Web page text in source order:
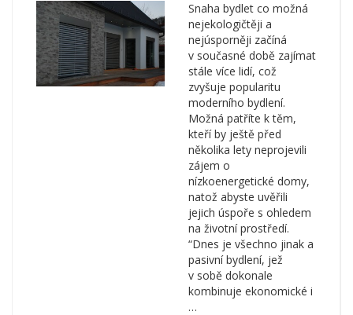
Snaha bydlet co možná
nejekologičtěji a
nejúsporněji začíná
v současné době zajímat
stále více lidí, což
zvyšuje popularitu
moderního bydlení.
Možná patříte k těm,
kteří by ještě před
několika lety neprojevili
zájem o
nízkoenergetické domy,
natož abyste uvěřili
jejich úspoře s ohledem
na životní prostředí.
“Dnes je všechno jinak a
pasivní bydlení, jež
v sobě dokonale
kombinuje ekonomické i
…